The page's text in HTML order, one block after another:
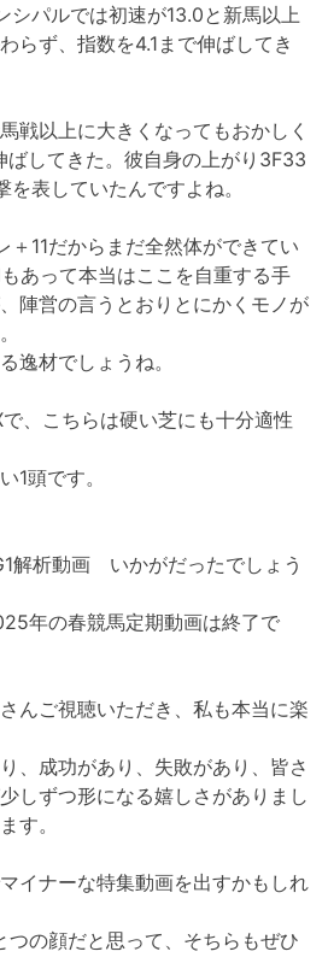
シパルでは初速が13.0と新馬以上
らず、指数を4.1まで伸ばしてき
戦以上に大きくなってもおかしく
ばしてきた。彼自身の上がり3F33
表していたんですよね。
＋11だからまだ全然体ができてい
あって本当はここを自重する手
陣営の言うとおりとにかくモノが
逸材でしょうね。
、こちらは硬い芝にも十分適性
1頭です。
解析動画 いかがだったでしょう
年の春競馬定期動画は終了で
んご視聴いただき、私も本当に楽
、成功があり、失敗があり、皆さ
しずつ形になる嬉しさがありまし
す。
イナーな特集動画を出すかもしれ
つの顔だと思って、そちらもぜひ